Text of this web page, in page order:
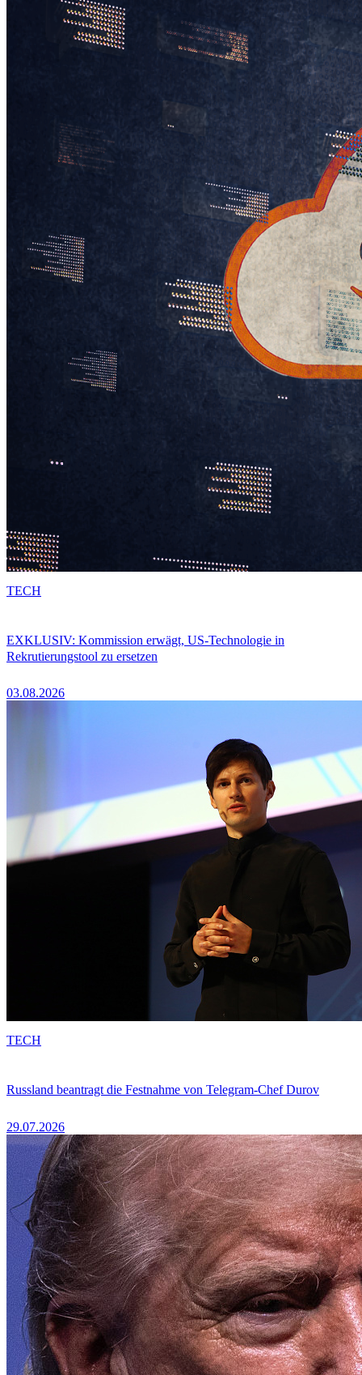
EXKLUSIV: Kommission erwägt, US-Technologie in
Rekrutierungstool zu ersetzen
03.08.2026
TECH
Russland beantragt die Festnahme von Telegram-Chef Durov
29.07.2026
TECH